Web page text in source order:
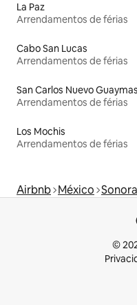
La Paz
Arrendamentos de férias
Cabo San Lucas
Arrendamentos de férias
San Carlos Nuevo Guaymas
Arrendamentos de férias
Los Mochis
Arrendamentos de férias
Airbnb México Sonora
©